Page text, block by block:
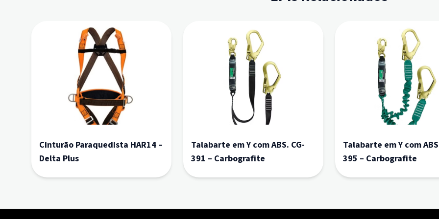
Cinturão Paraquedista HAR14 –
Delta Plus
Talabarte em Y com ABS. CG-
391 – Carbografite
Talabarte em Y com
395 – Carbografite